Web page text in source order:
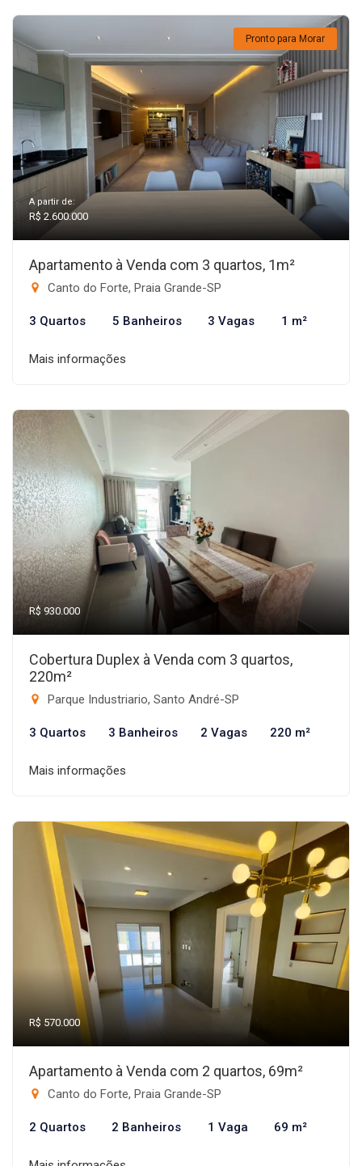
Pronto para Morar
A partir de:
R$ 2.600.000
Apartamento à Venda com 3 quartos, 1m²
Canto do Forte, Praia Grande-SP
3 Quartos 5 Banheiros 3 Vagas 1 m²
Mais informações
R$ 930.000
Cobertura Duplex à Venda com 3 quartos,
220m²
Parque Industriario, Santo André-SP
3 Quartos 3 Banheiros 2 Vagas 220 m²
Mais informações
R$ 570.000
Apartamento à Venda com 2 quartos, 69m²
Canto do Forte, Praia Grande-SP
2 Quartos 2 Banheiros 1 Vaga 69 m²